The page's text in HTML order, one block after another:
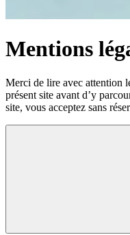
Mentions
Merci de lire avec attention
présent site avant d’y
site, vous acceptez sans